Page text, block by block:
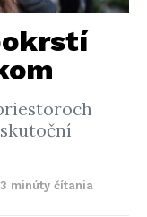
3 minúty čítania